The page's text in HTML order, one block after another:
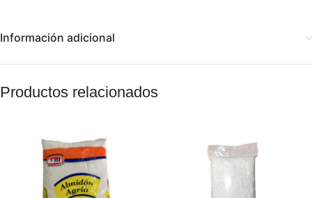
Información adicional
Productos relacionados